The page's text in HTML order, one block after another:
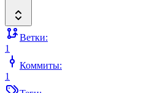
Ветки:
1
Коммиты:
1